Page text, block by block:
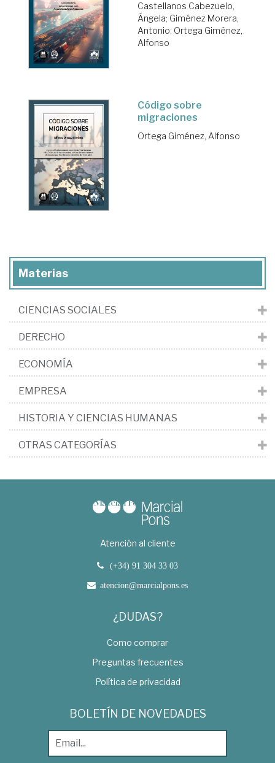
Castellanos Cabezuelo,
Ángela; Giménez Morera,
Antonio; Ortega Giménez,
Alfonso
Código sobre
migraciones
Ortega Giménez, Alfonso
Materias
CIENCIAS SOCIALES
DERECHO
ECONOMÍA
EMPRESA
HISTORIA Y CIENCIAS HUMANAS
OTRAS CATEGORÍAS
Atención al cliente
(+34) 91 304 33 03
atencion@marcialpons.es
¿DUDAS?
Como comprar
Preguntas frecuentes
Política de privacidad
BOLETÍN DE NOVEDADES